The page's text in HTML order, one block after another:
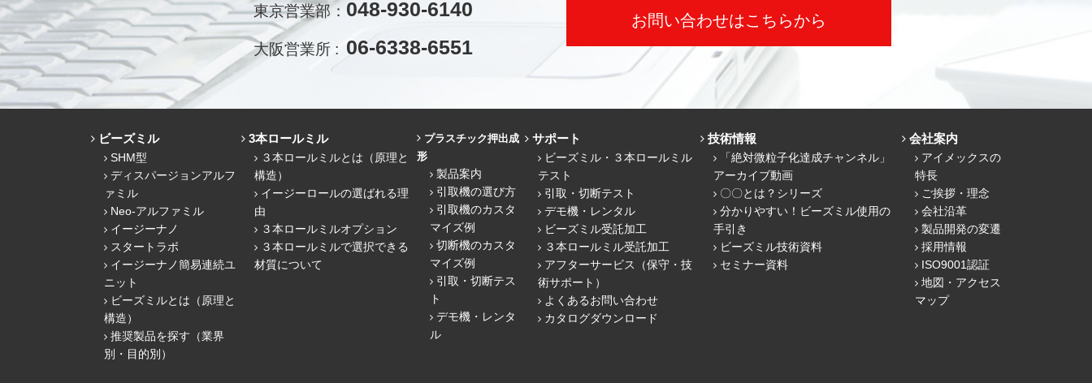
東京営業部： 048-930-6140
大阪営業所 : 06-6338-6551
お問い合わせはこちらから
ビーズミル
SHM型
ディスパージョンアルフ
ァミル
Neo-アルファミル
イージーナノ
スタートラボ
イージーナノ簡易連続ユ
ニット
ビーズミルとは（原理と
構造）
推奨製品を探す（業界
別・目的別）
3本ロールミル
３本ロールミルとは（原理と
構造）
イージーロールの選ばれる理
由
３本ロールミルオプション
３本ロールミルで選択できる
材質について
プラスチック押出成
形
製品案内
引取機の選び方
引取機のカスタ
マイズ例
切断機のカスタ
マイズ例
引取・切断テス
ト
デモ機・レンタ
ル
サポート
ビーズミル・３本ロールミル
テスト
引取・切断テスト
デモ機・レンタル
ビーズミル受託加工
３本ロールミル受託加工
アフターサービス（保守・技
術サポート）
よくあるお問い合わせ
カタログダウンロード
技術情報
「絶対微粒子化達成チャンネル」
アーカイブ動画
〇〇とは？シリーズ
分かりやすい！ビーズミル使用の
手引き
ビーズミル技術資料
セミナー資料
会社案内
アイメックスの
特長
ご挨拶・理念
会社沿革
製品開発の変遷
採用情報
ISO9001認証
地図・アクセス
マップ